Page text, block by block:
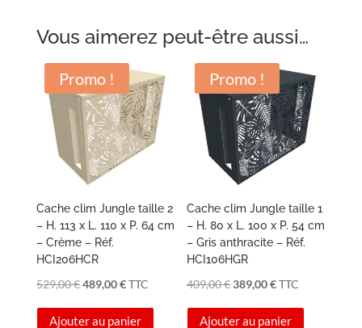
Vous aimerez peut-être aussi…
Promo !
Cache clim Jungle taille 2
– H. 113 x L. 110 x P. 64 cm
– Crème – Réf.
HCI206HCR
529,00€Le
initial
489,00€Le
actuel
TTC
Ajouter au panier
Promo !
Cache clim Jungle taille 1
– H. 80 x L. 100 x P. 54 cm
– Gris anthracite – Réf.
HCI106HGR
409,00€Le
initial
389,00€Le
actuel
TTC
Ajouter au panier